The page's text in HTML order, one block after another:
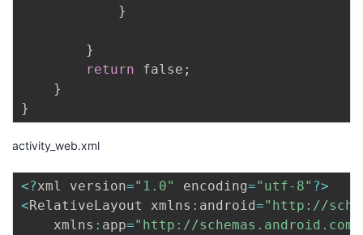
}
}
return false ;
}
}
activity_web.xml
<?xml version="1.0" encoding="utf-8" ?>
<RelativeLayout xmlns : android="http://
    xmlns
: app="http://